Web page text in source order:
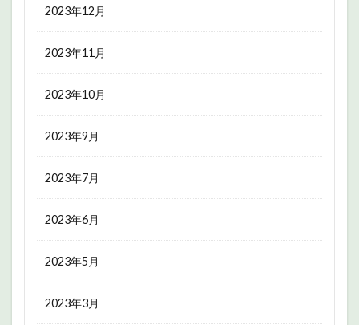
2023年12月
2023年11月
2023年10月
2023年9月
2023年7月
2023年6月
2023年5月
2023年3月